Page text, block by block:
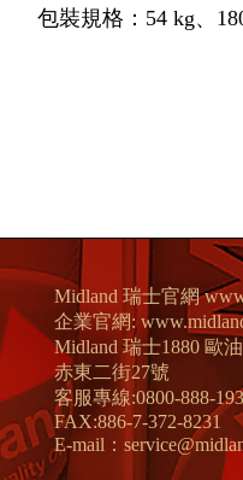
包裝規格：54 kg、
Midland 瑞士官網
企業官網:
Midland 瑞士1880 歐
赤東二街27號
客服專線:0800-888-
FAX:886-7-372-8231
E-mail：